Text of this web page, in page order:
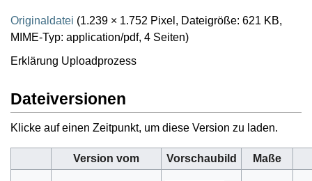
Originaldatei (1.239 × 1.752 Pixel, Dateigröße: 621 KB,
MIME-Typ: application/pdf, 4 Seiten)
Erklärung Uploadprozess
Dateiversionen
Klicke auf einen Zeitpunkt, um diese Version zu laden.
Version vom Vorschaubild Maße